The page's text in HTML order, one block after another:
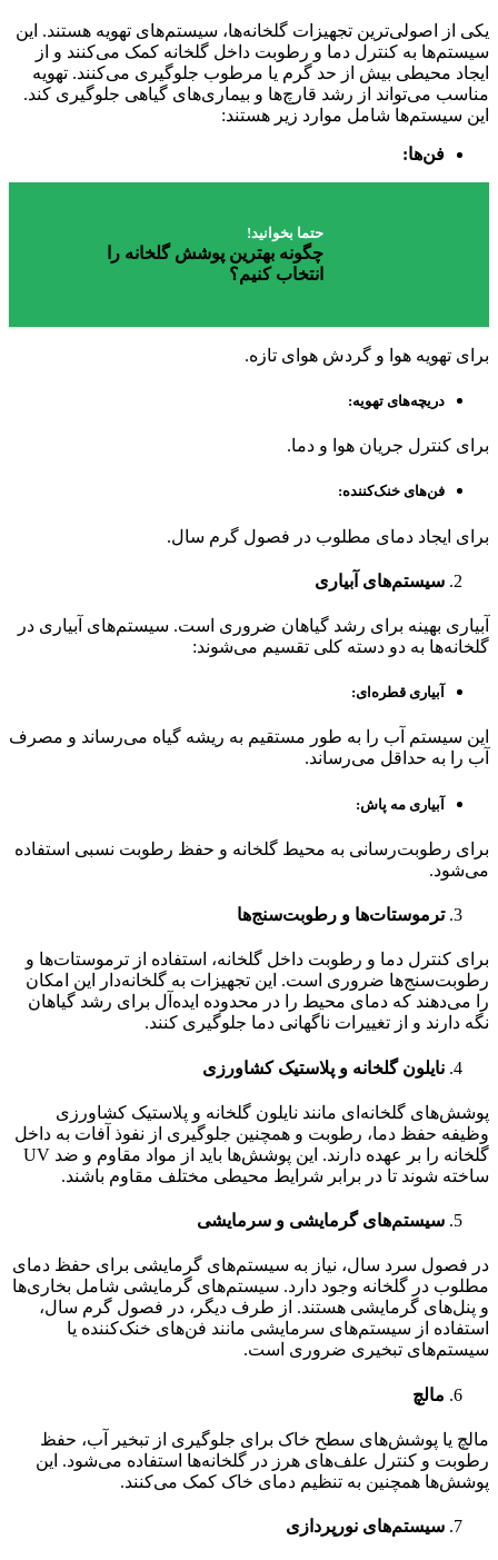
یکی از اصولی‌ترین تجهیزات گلخانه‌ها، سیستم‌های تهویه هستند. این
سیستم‌ها به کنترل دما و رطوبت داخل گلخانه کمک می‌کنند و از
ایجاد محیطی بیش از حد گرم یا مرطوب جلوگیری می‌کنند. تهویه
مناسب می‌تواند از رشد قارچ‌ها و بیماری‌های گیاهی جلوگیری کند.
این سیستم‌ها شامل موارد زیر هستند:
فن‌ها:
حتما بخوانید!
چگونه بهترین پوشش گلخانه را
انتخاب کنیم؟
برای تهویه هوا و گردش هوای تازه.
دریچه‌های تهویه:
برای کنترل جریان هوا و دما.
فن‌های خنک‌کننده:
برای ایجاد دمای مطلوب در فصول گرم سال.
سیستم‌های آبیاری
آبیاری بهینه برای رشد گیاهان ضروری است. سیستم‌های آبیاری در
گلخانه‌ها به دو دسته کلی تقسیم می‌شوند:
آبیاری قطره‌ای:
این سیستم آب را به طور مستقیم به ریشه گیاه می‌رساند و مصرف
آب را به حداقل می‌رساند.
آبیاری مه پاش:
برای رطوبت‌رسانی به محیط گلخانه و حفظ رطوبت نسبی استفاده
می‌شود.
ترموستات‌ها و رطوبت‌سنج‌ها
برای کنترل دما و رطوبت داخل گلخانه، استفاده از ترموستات‌ها و
رطوبت‌سنج‌ها ضروری است. این تجهیزات به گلخانه‌دار این امکان
را می‌دهند که دمای محیط را در محدوده ایده‌آل برای رشد گیاهان
نگه دارند و از تغییرات ناگهانی دما جلوگیری کنند.
نایلون گلخانه و پلاستیک کشاورزی
پوشش‌های گلخانه‌ای مانند نایلون گلخانه و پلاستیک کشاورزی
وظیفه حفظ دما، رطوبت و همچنین جلوگیری از نفوذ آفات به داخل
گلخانه را بر عهده دارند. این پوشش‌ها باید از مواد مقاوم و ضد UV
ساخته شوند تا در برابر شرایط محیطی مختلف مقاوم باشند.
سیستم‌های گرمایشی و سرمایشی
در فصول سرد سال، نیاز به سیستم‌های گرمایشی برای حفظ دمای
مطلوب در گلخانه وجود دارد. سیستم‌های گرمایشی شامل بخاری‌ها
و پنل‌های گرمایشی هستند. از طرف دیگر، در فصول گرم سال،
استفاده از سیستم‌های سرمایشی مانند فن‌های خنک‌کننده یا
سیستم‌های تبخیری ضروری است.
مالچ
مالچ یا پوشش‌های سطح خاک برای جلوگیری از تبخیر آب، حفظ
رطوبت و کنترل علف‌های هرز در گلخانه‌ها استفاده می‌شود. این
پوشش‌ها همچنین به تنظیم دمای خاک کمک می‌کنند.
سیستم‌های نورپردازی